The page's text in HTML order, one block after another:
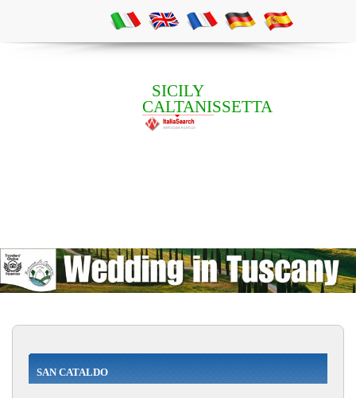
SICILY
CALTANISSETTA
SAN CATALDO